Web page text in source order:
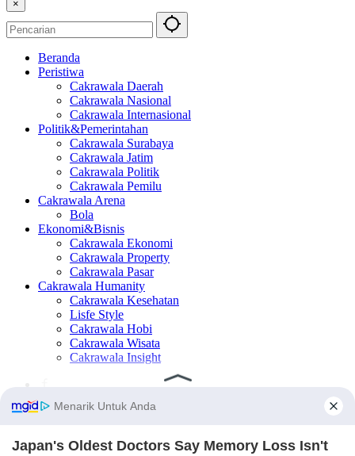
×
Beranda
Peristiwa
Cakrawala Daerah
Cakrawala Nasional
Cakrawala Internasional
Politik&Pemerintahan
Cakrawala Surabaya
Cakrawala Jatim
Cakrawala Politik
Cakrawala Pemilu
Cakrawala Arena
Bola
Ekonomi&Bisnis
Cakrawala Ekonomi
Cakrawala Property
Cakrawala Pasar
Cakrawala Humanity
Cakrawala Kesehatan
Lisfe Style
Cakrawala Hobi
Cakrawala Wisata
Cakrawala Insight